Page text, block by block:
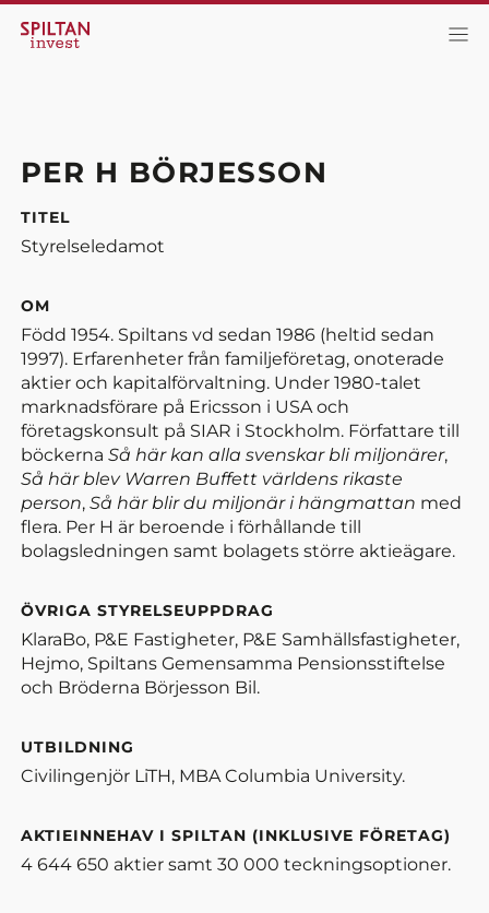
PER H BÖRJESSON
TITEL
Styrelseledamot
OM
Född 1954. Spiltans vd sedan 1986 (heltid sedan
1997). Erfarenheter från familjeföretag, onoterade
aktier och kapitalförvaltning. Under 1980-talet
marknadsförare på Ericsson i USA och
företagskonsult på SIAR i Stockholm. Författare till
böckerna Så här kan alla svenskar bli miljonärer,
Så här blev Warren Buffett världens rikaste
person, Så här blir du miljonär i hängmattan med
flera. Per H är beroende i förhållande till
bolagsledningen samt bolagets större aktieägare.
ÖVRIGA STYRELSEUPPDRAG
KlaraBo, P&E Fastigheter, P&E Samhällsfastigheter,
Hejmo, Spiltans Gemensamma Pensionsstiftelse
och Bröderna Börjesson Bil.
UTBILDNING
Civilingenjör LiTH, MBA Columbia University.
AKTIEINNEHAV I SPILTAN (INKLUSIVE FÖRETAG)
4 644 650 aktier samt 30 000 teckningsoptioner.